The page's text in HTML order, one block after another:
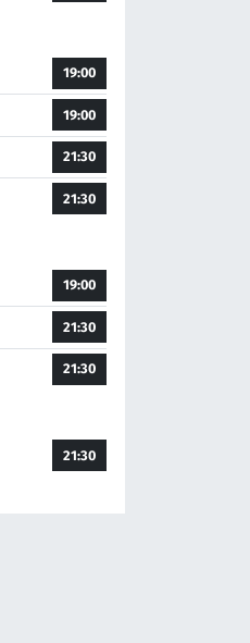
19:00
19:00
21:30
21:30
19:00
21:30
21:30
21:30